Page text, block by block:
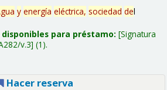
y energía eléctrica, sociedad del
para préstamo: Signatura
v.3 (1).
Hacer reserva